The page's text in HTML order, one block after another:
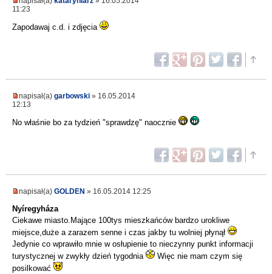
11:23
Zapodawaj c.d. i zdjęcia
napisał(a) garbowski » 16.05.2014
12:13
No właśnie bo za tydzień "sprawdzę" naocznie
napisał(a) GOLDEN » 16.05.2014 12:25
Nyíregyháza
Ciekawe miasto.Mające 100tys mieszkańców bardzo urokliwe
miejsce,duże a zarazem senne i czas jakby tu wolniej płynął
Jedynie co wprawiło mnie w osłupienie to nieczynny punkt informacji
turystycznej w zwykły dzień tygodnia
Więc nie mam czym się
posilkować